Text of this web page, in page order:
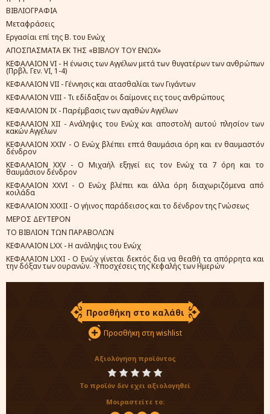
ΒΙΒΛΙΟΓΡΑΦΙΑ
Μεταφράσεις
Εργασίαι επί της Β. του Ενώχ
ΑΠΟΣΠΑΣΜΑΤΑ ΕΚ ΤΗΣ «ΒΙΒΛΟΥ ΤΟΥ ΕΝΩΧ»
ΚΕΦΑΛΑΙΟΝ VI - Η ένωσις των Αγγέλων μετά των θυγατέρων των ανθρώπων
(Πρβλ. Γεν. VI, 1-4)
ΚΕΦΑΛΑΙΟΝ VII - Γέννησις και ατασθαλίαι των Γιγάντων
ΚΕΦΑΛΑΙΟΝ VIII - Τι εδίδαξαν οι δαίμονες εις τους ανθρώπους
ΚΕΦΑΛΑΙΟΝ IX - Παρέμβασις των αγαθών Αγγέλων
ΚΕΦΑΛΑΙΟΝ XII - Ανάληψις του Ενώχ και αποστολή αυτού πλησίον των
κακών Αγγέλων
ΚΕΦΑΛΑΙΟΝ XXIV - Ο Ενώχ βλέπει επτά θαυμάσια όρη και εν θαυμαστόν
δένδρον
ΚΕΦΑΛΑΙΟΝ XXV - Ο Μιχαήλ εξηγεί εις τον Ενώχ τα 7 όρη και το
θαυμάσιον δένδρον
ΚΕΦΑΛΑΙΟΝ XXVI - Ο Ενώχ βλέπει και άλλα όρη διαχωριζόμενα από
κοιλάδα
ΚΕΦΑΛΑΙΟΝ XXXII - Ο γήινος παράδεισος και το δένδρον της Γνώσεως
ΜΕΡΟΣ ΔΕΥΤΕΡΟΝ
ΤΟ ΒΙΒΛΙΟΝ ΤΩΝ ΠΑΡΑΒΟΛΩΝ
ΚΕΦΑΛΑΙΟΝ LΧΧ - Η ανάληψις του Ενώχ
ΚΕΦΑΛΑΙΟΝ LΧΧΙ - Ο Ενώχ γίνεται δεκτός δια να θεαθή τα απόρρητα και
την δόξαν των ουρανών. -Υποσχέσεις της Κεφαλής των Ημερών
Προσθήκη στο καλάθι
Προσθήκη στη wishlist
Αξιολόγηση προϊόντος
Το προϊόν δεν εχει αξιολογηθεί
Μοιραστείτε το: